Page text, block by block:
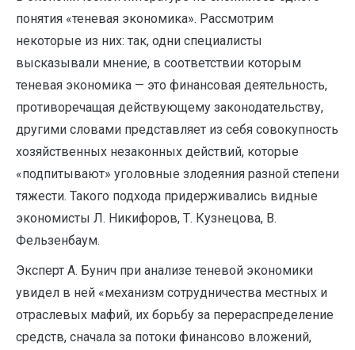
понятия «теневая экономика». Рассмотрим
некоторые из них: так, одни специалисты
высказывали мнение, в соответствии которым
теневая экономика — это финансовая деятельность,
противоречащая действующему законодательству,
другими словами представляет из себя совокупность
хозяйственных незаконных действий, которые
«подпитывают» уголовные злодеяния разной степени
тяжести. Такого подхода придерживались видные
экономисты Л. Никифоров, Т. Кузнецова, В.
Фельзенбаум.
Эксперт А. Бунич при анализе теневой экономики
увидел в ней «механизм сотрудничества местных и
отраслевых мафий, их борьбу за перераспределение
средств, сначала за потоки финансово вложений,